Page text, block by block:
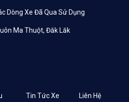
Dòng Xe Đã Qua Sử Dụng
Ma Thuột, Đăk Lăk
Tin Tức Xe Liên Hệ